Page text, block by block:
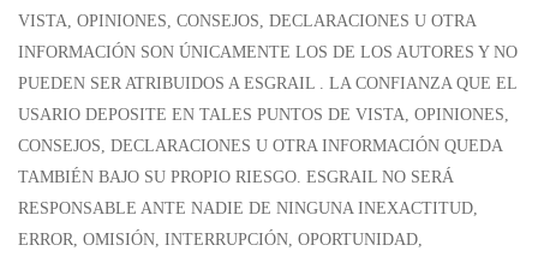
VISTA, OPINIONES, CONSEJOS, DECLARACIONES U OTRA
INFORMACIÓN SON ÚNICAMENTE LOS DE LOS AUTORES Y NO
PUEDEN SER ATRIBUIDOS A ESGRAIL . LA CONFIANZA QUE EL
USARIO DEPOSITE EN TALES PUNTOS DE VISTA, OPINIONES,
CONSEJOS, DECLARACIONES U OTRA INFORMACIÓN QUEDA
TAMBIÉN BAJO SU PROPIO RIESGO. ESGRAIL NO SERÁ
RESPONSABLE ANTE NADIE DE NINGUNA INEXACTITUD,
ERROR, OMISIÓN, INTERRUPCIÓN, OPORTUNIDAD,